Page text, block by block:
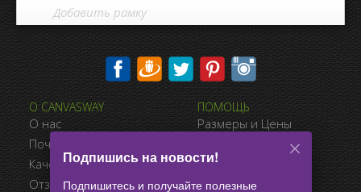
Печать на сторонах канвы:
Нет
Расстояние между фото:
Расстояние до краёв:
Добавить рамку
О CANVASWAY
О нас
Почему CanvasWay.com
Качество Продукта
Отзывы Клиентов
ПОМОЩЬ
Размеры и Цены
Доставка
Условия Продажи
Подпишись на новости!
Подпишитесь и получайте полезные